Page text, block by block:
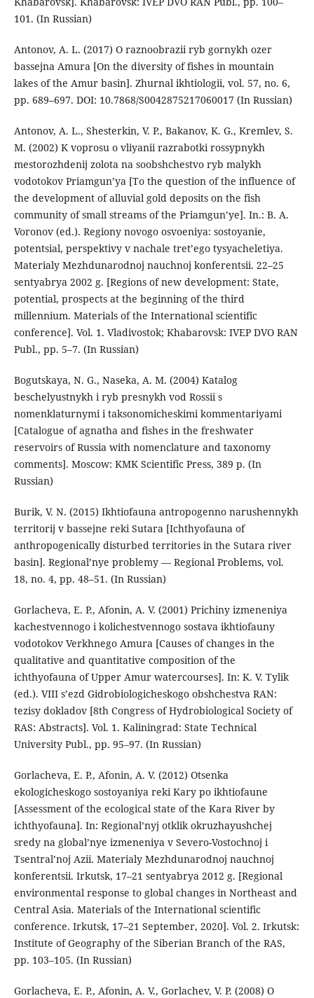
101. (In Russian)
Antonov, A. L. (2017) O raznoobrazii ryb gornykh ozer
bassejna Amura [On the diversity of fishes in mountain
lakes of the Amur basin]. Zhurnal ikhtiologii, vol. 57, no. 6,
pp. 689–697. DOI: 10.7868/S0042875217060017 (In Russian)
Antonov, A. L., Shesterkin, V. P., Bakanov, K. G., Kremlev, S.
M. (2002) K voprosu o vliyanii razrabotki rossypnykh
mestorozhdenij zolota na soobshchestvo ryb malykh
vodotokov Priamgun’ya [To the question of the influence of
the development of alluvial gold deposits on the fish
community of small streams of the Priamgun’ye]. In.: B. A.
Voronov (ed.). Regiony novogo osvoeniya: sostoyanie,
potentsial, perspektivy v nachale tret’ego tysyacheletiya.
Materialy Mezhdunarodnoj nauchnoj konferentsii. 22–25
sentyabrya 2002 g. [Regions of new development: State,
potential, prospects at the beginning of the third
millennium. Materials of the International scientific
conference]. Vol. 1. Vladivostok; Khabarovsk: IVEP DVO RAN
Publ., pp. 5–7. (In Russian)
Bogutskaya, N. G., Naseka, A. M. (2004) Katalog
beschelyustnykh i ryb presnykh vod Rossii s
nomenklaturnymi i taksonomicheskimi kommentariyami
[Catalogue of agnatha and fishes in the freshwater
reservoirs of Russia with nomenclature and taxonomy
comments]. Moscow: KMK Scientific Press, 389 p. (In
Russian)
Burik, V. N. (2015) Ikhtiofauna antropogenno narushennykh
territorij v bassejne reki Sutara [Ichthyofauna of
anthropogenically disturbed territories in the Sutara river
basin]. Regional’nye problemy — Regional Problems, vol.
18, no. 4, pp. 48–51. (In Russian)
Gorlacheva, E. P., Afonin, A. V. (2001) Prichiny izmeneniya
kachestvennogo i kolichestvennogo sostava ikhtiofauny
vodotokov Verkhnego Amura [Causes of changes in the
qualitative and quantitative composition of the
ichthyofauna of Upper Amur watercourses]. In: K. V. Tylik
(ed.). VIII s’ezd Gidrobiologicheskogo obshchestva RAN:
tezisy dokladov [8th Congress of Hydrobiological Society of
RAS: Abstracts]. Vol. 1. Kaliningrad: State Technical
University Publ., pp. 95–97. (In Russian)
Gorlacheva, E. P., Afonin, A. V. (2012) Otsenka
ekologicheskogo sostoyaniya reki Kary po ikhtiofaune
[Assessment of the ecological state of the Kara River by
ichthyofauna]. In: Regional’nyj otklik okruzhayushchej
sredy na global’nye izmeneniya v Severo-Vostochnoj i
Tsentral’noj Azii. Materialy Mezhdunarodnoj nauchnoj
konferentsii. Irkutsk, 17–21 sentyabrya 2012 g. [Regional
environmental response to global changes in Northeast and
Central Asia. Materials of the International scientific
conference. Irkutsk, 17–21 September, 2020]. Vol. 2. Irkutsk:
Institute of Geography of the Siberian Branch of the RAS,
pp. 103–105. (In Russian)
Gorlacheva, E. P., Afonin, A. V., Gorlachev, V. P. (2008) O